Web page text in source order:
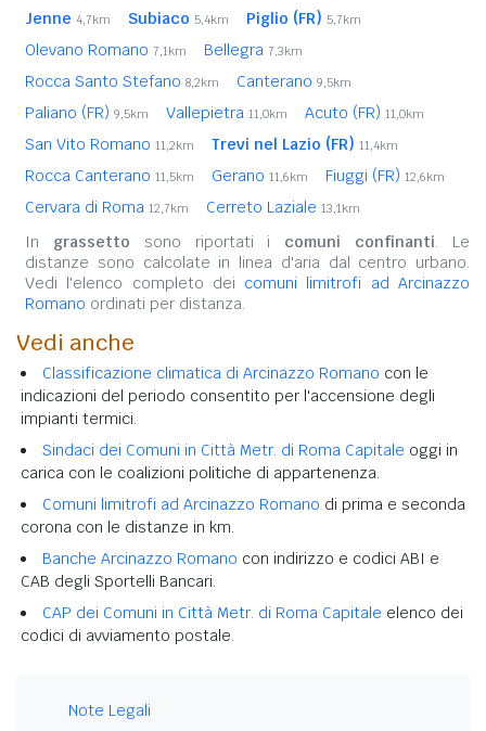
Jenne 4,7km Subiaco 5,4km Piglio (FR) 5,7km
Olevano Romano 7,1km Bellegra 7,3km
Rocca Santo Stefano 8,2km Canterano 9,5km
Paliano (FR) 9,5km Vallepietra 11,0km Acuto (FR) 11,0km
San Vito Romano 11,2km Trevi nel Lazio (FR) 11,4km
Rocca Canterano 11,5km Gerano 11,6km Fiuggi (FR) 12,6km
Cervara di Roma 12,7km Cerreto Laziale 13,1km
In grassetto sono riportati i comuni confinanti. Le
distanze sono calcolate in linea d'aria dal centro urbano.
Vedi l'elenco completo dei comuni limitrofi ad Arcinazzo
Romano ordinati per distanza.
Vedi anche
Classificazione climatica di Arcinazzo Romano con le
indicazioni del periodo consentito per l'accensione degli
impianti termici.
Sindaci dei Comuni in Città Metr. di Roma Capitale oggi in
carica con le coalizioni politiche di appartenenza.
Comuni limitrofi ad Arcinazzo Romano di prima e seconda
corona con le distanze in km.
Banche Arcinazzo Romano con indirizzo e codici ABI e
CAB degli Sportelli Bancari.
CAP dei Comuni in Città Metr. di Roma Capitale elenco dei
codici di avviamento postale.
Note Legali